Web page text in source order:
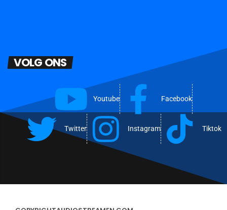
VOLG ONS
Youtube Facebook
Twitter Instagram Tiktok